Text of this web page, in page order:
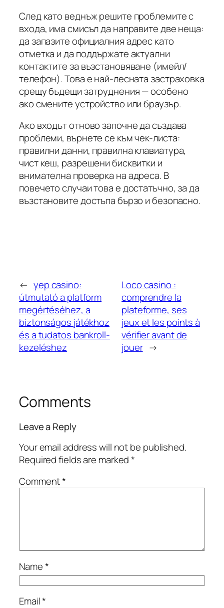
След като веднъж решите проблемите с
входа, има смисъл да направите две неща:
да запазите официалния адрес като
отметка и да поддържате актуални
контактите за възстановяване (имейл/
телефон). Това е най-лесната застраховка
срещу бъдещи затруднения — особено
ако смените устройство или браузър.
Ако входът отново започне да създава
проблеми, върнете се към чек-листа:
правилни данни, правилна клавиатура,
чист кеш, разрешени бисквитки и
внимателна проверка на адреса. В
повечето случаи това е достатъчно, за да
възстановите достъпа бързо и безопасно.
← yep casino:
útmutató a platform
megértéséhez, a
biztonságos játékhoz
és a tudatos bankroll-
kezeléshez
Loco casino :
comprendre la
plateforme, ses
jeux et les points à
vérifier avant de
jouer →
Comments
Leave a Reply
Your email address will not be published.
Required fields are marked*
Comment*
Name*
Email*